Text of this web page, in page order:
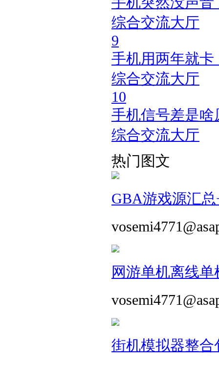
综合交流大厅
9
手机用两年就
综合交流大厅
10
手机信号差是
综合交流大厅
热门图文
GBA游戏源汇
网游单机离线
街机模拟器整合